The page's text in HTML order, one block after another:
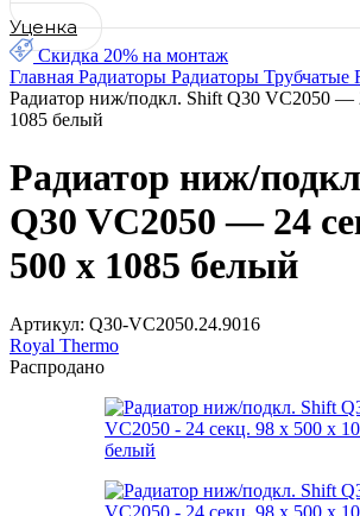
Уценка
Скидка 20% на монтаж
Главная Радиаторы Радиаторы Трубчатые
Радиатор ниж/подкл. Shift Q30 VC2050 —
1085 белый
Радиатор ниж/
Q30 VC2050 — 24
500 х 1085 белый
Артикул: Q30-VC2050.24.9016
Royal Thermo
Распродано